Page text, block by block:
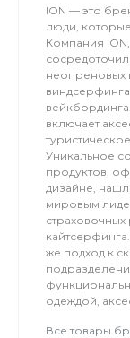
ION — это
люди,
Компания
неопреновых
включает
Уникальное
продуктов,
дизайне,
мировым
же подход к
одеждой,
Все товары